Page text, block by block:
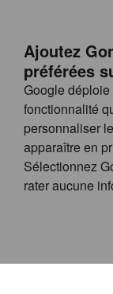
Ajoutez
préférées
Google
fonctionnalité
personnaliser
apparaître en
Sélectionnez
rater aucune
wieni